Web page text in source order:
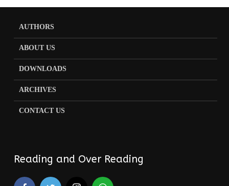
AUTHORS
ABOUT US
DOWNLOADS
ARCHIVES
CONTACT US
Reading and Over Reading